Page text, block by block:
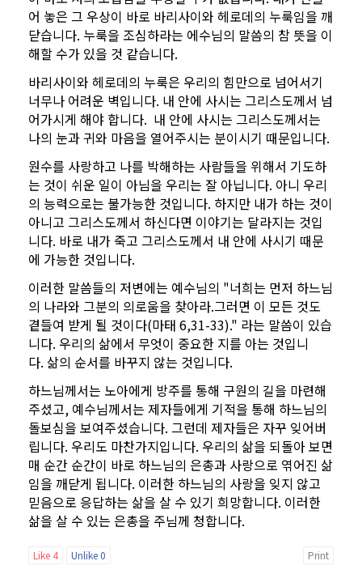
어 놓은 그 우상이 바로 바리사이와 헤로데의 누룩임을 깨
닫습니다. 누룩을 조심하라는 에수님의 말씀의 참 뜻을 이
해할 수가 있을 것 같습니다.
바리사이와 헤로데의 누룩은 우리의 힘만으로 넘어서기
너무나 어려운 벽입니다. 내 안에 사시는 그리스도께서 넘
어가시게 해야 합니다. 내 안에 사시는 그리스도께서는
나의 눈과 귀와 마음을 열어주시는 분이시기 때문입니다.
원수를 사랑하고 나를 박해하는 사람들을 위해서 기도하
는 것이 쉬운 일이 아님을 우리는 잘 아닙니다. 아니 우리
의 능력으로는 불가능한 것입니다. 하지만 내가 하는 것이
아니고 그리스도께서 하신다면 이야기는 달라지는 것입
니다. 바로 내가 죽고 그리스도께서 내 안에 사시기 때문
에 가능한 것입니다.
이러한 말씀들의 저변에는 예수님의 "너희는 먼저 하느님
의 나라와 그분의 의로움을 찾아라.그러면 이 모든 것도
곁들여 받게 될 것이다(마태 6,31-33)." 라는 말씀이 있습
니다. 우리의 삶에서 무엇이 중요한 지를 아는 것입니
다. 삶의 순서를 바꾸지 않는 것입니다.
하느님께서는 노아에게 방주를 통해 구원의 길을 마련해
주셨고, 예수님께서는 제자들에게 기적을 통해 하느님의
돌보심을 보여주셨습니다. 그런데 제자들은 자꾸 잊어버
립니다. 우리도 마찬가지입니다. 우리의 삶을 되돌아 보면
매 순간 순간이 바로 하느님의 은총과 사랑으로 엮어진 삶
임을 깨닫게 됩니다. 이러한 하느님의 사랑을 잊지 않고
믿음으로 응답하는 삶을 살 수 있기 희망합니다. 이러한
삶을 살 수 있는 은총을 주님께 청합니다.
Like 4 Unlike0 Print